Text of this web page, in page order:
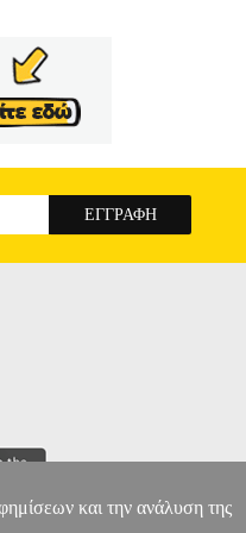
και την ανάλυση της